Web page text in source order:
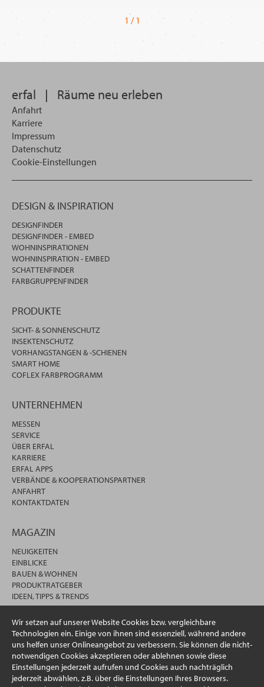
Wir setzen auf unserer Website Cookies bzw. vergleichbare
Technologien ein. Einige von ihnen sind essenziell, während andere
uns helfen unser Onlineangebot zu verbessern. Sie können die nicht-
notwendigen Cookies akzeptieren oder ablehnen sowie diese
Einstellungen jederzeit aufrufen und Cookies auch nachträglich
jederzeit abwählen, z.B. über die Einstellungen Ihres Browsers.
1 / 1
erfal | Räume neu erleben
Anfahrt
Karriere
Impressum
Datenschutz
Cookie-Einstellungen
DESIGN & INSPIRATION
DESIGNFINDER
DESIGNFINDER - EMBED
WOHNINSPIRATIONEN
WOHNINSPIRATION - EMBED
SCHATTENFINDER
FARBGRUPPENFINDER
PRODUKTE
SICHT- & SONNENSCHUTZ
INSEKTENSCHUTZ
VORHANGSTANGEN & -SCHIENEN
SMART HOME
COFLEX FARBPROGRAMM
UNTERNEHMEN
MESSEN
SERVICE
ÜBER ERFAL
KARRIERE
ERFAL APPS
VERBÄNDE & KOOPERATIONSPARTNER
ANFAHRT
KONTAKTDATEN
MAGAZIN
NEUIGKEITEN
EINBLICKE
BAUEN & WOHNEN
PRODUKTRATGEBER
IDEEN, TIPPS & TRENDS